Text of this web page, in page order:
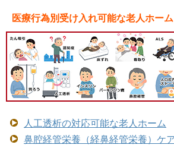
医療行為別受け入れ可能な老人ホーム
人工透析の対応可能な老人ホーム
鼻腔経管栄養（経鼻経管栄養）ケ